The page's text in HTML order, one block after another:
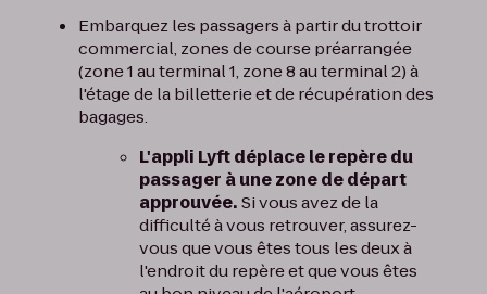
Embarquez les passagers à partir du trottoir
commercial, zones de course préarrangée
(zone 1 au terminal 1, zone 8 au terminal 2) à
l'étage de la billetterie et de récupération des
bagages.
L'appli Lyft déplace le repère du
passager à une zone de départ
approuvée.Si vous avez de la
difficulté à vous retrouver, assurez-
vous que vous êtes tous les deux à
l'endroit du repère et que vous êtes